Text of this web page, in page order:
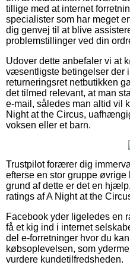
tillige med at internet
specialister som har meget
dig genvej til at blive
problemstillinger ved din
Udover dette anbefaler vi at
væsentligste betingelser der
returneringsret netbutikken
det tilmed relevant, at man
e-mail, således man altid vil
Night at the Circus,
voksen eller et barn.
Trustpilot forærer dig
efterse en stor gruppe
grund af dette er det en
ratings af A Night at the
Facebook yder ligeledes en
få et kig ind i internet
del e-forretninger hvor du
købsoplevelsen, som
vurdere kundetilfredsheden.